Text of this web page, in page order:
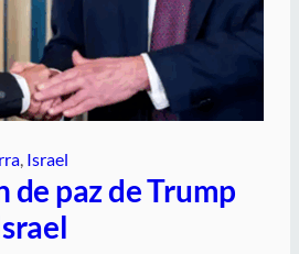
, Israel
de paz de Trump